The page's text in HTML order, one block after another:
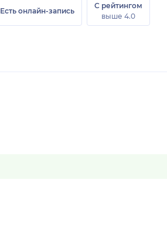
Есть онлайн-запись
С рейтингом
выше 4.0